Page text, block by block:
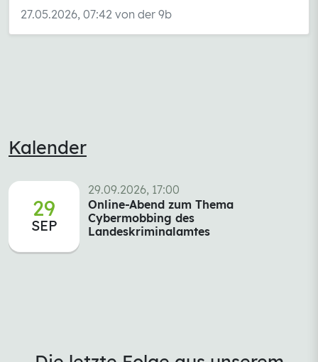
27.05.2026, 07:42 von der 9b
Kalender
29
SEP
29.09.2026, 17:00
Online-Abend zum Thema
Cybermobbing des
Landeskriminalamtes